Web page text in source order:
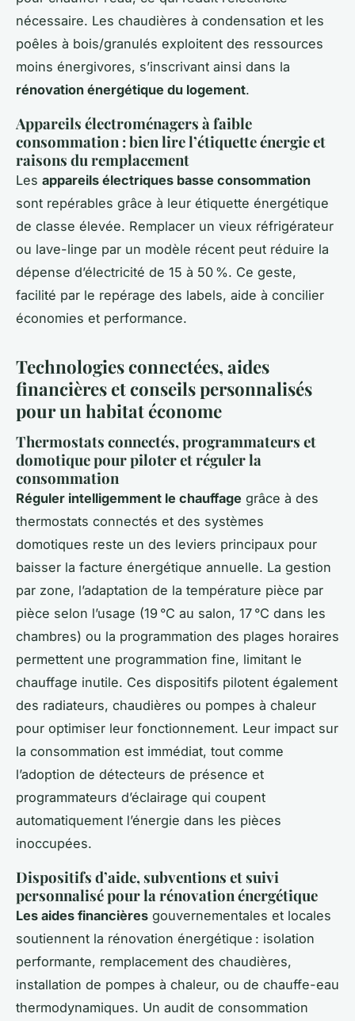
nécessaire. Les chaudières à condensation et les
poêles à bois/granulés exploitent des ressources
moins énergivores, s’inscrivant ainsi dans la
rénovation énergétique du logement.
Appareils électroménagers à faible
consommation : bien lire l’étiquette énergie et
raisons du remplacement
Les appareils électriques basse consommation
sont repérables grâce à leur étiquette énergétique
de classe élevée. Remplacer un vieux réfrigérateur
ou lave-linge par un modèle récent peut réduire la
dépense d’électricité de 15 à 50 %. Ce geste,
facilité par le repérage des labels, aide à concilier
économies et performance.
Technologies connectées, aides
financières et conseils personnalisés
pour un habitat économe
Thermostats connectés, programmateurs et
domotique pour piloter et réguler la
consommation
Réguler intelligemment le chauffage grâce à des
thermostats connectés et des systèmes
domotiques reste un des leviers principaux pour
baisser la facture énergétique annuelle. La gestion
par zone, l’adaptation de la température pièce par
pièce selon l’usage (19 °C au salon, 17 °C dans les
chambres) ou la programmation des plages horaires
permettent une programmation fine, limitant le
chauffage inutile. Ces dispositifs pilotent également
des radiateurs, chaudières ou pompes à chaleur
pour optimiser leur fonctionnement. Leur impact sur
la consommation est immédiat, tout comme
l’adoption de détecteurs de présence et
programmateurs d’éclairage qui coupent
automatiquement l’énergie dans les pièces
inoccupées.
Dispositifs d’aide, subventions et suivi
personnalisé pour la rénovation énergétique
Les aides financières gouvernementales et locales
soutiennent la rénovation énergétique : isolation
performante, remplacement des chaudières,
installation de pompes à chaleur, ou de chauffe-eau
thermodynamiques. Un audit de consommation